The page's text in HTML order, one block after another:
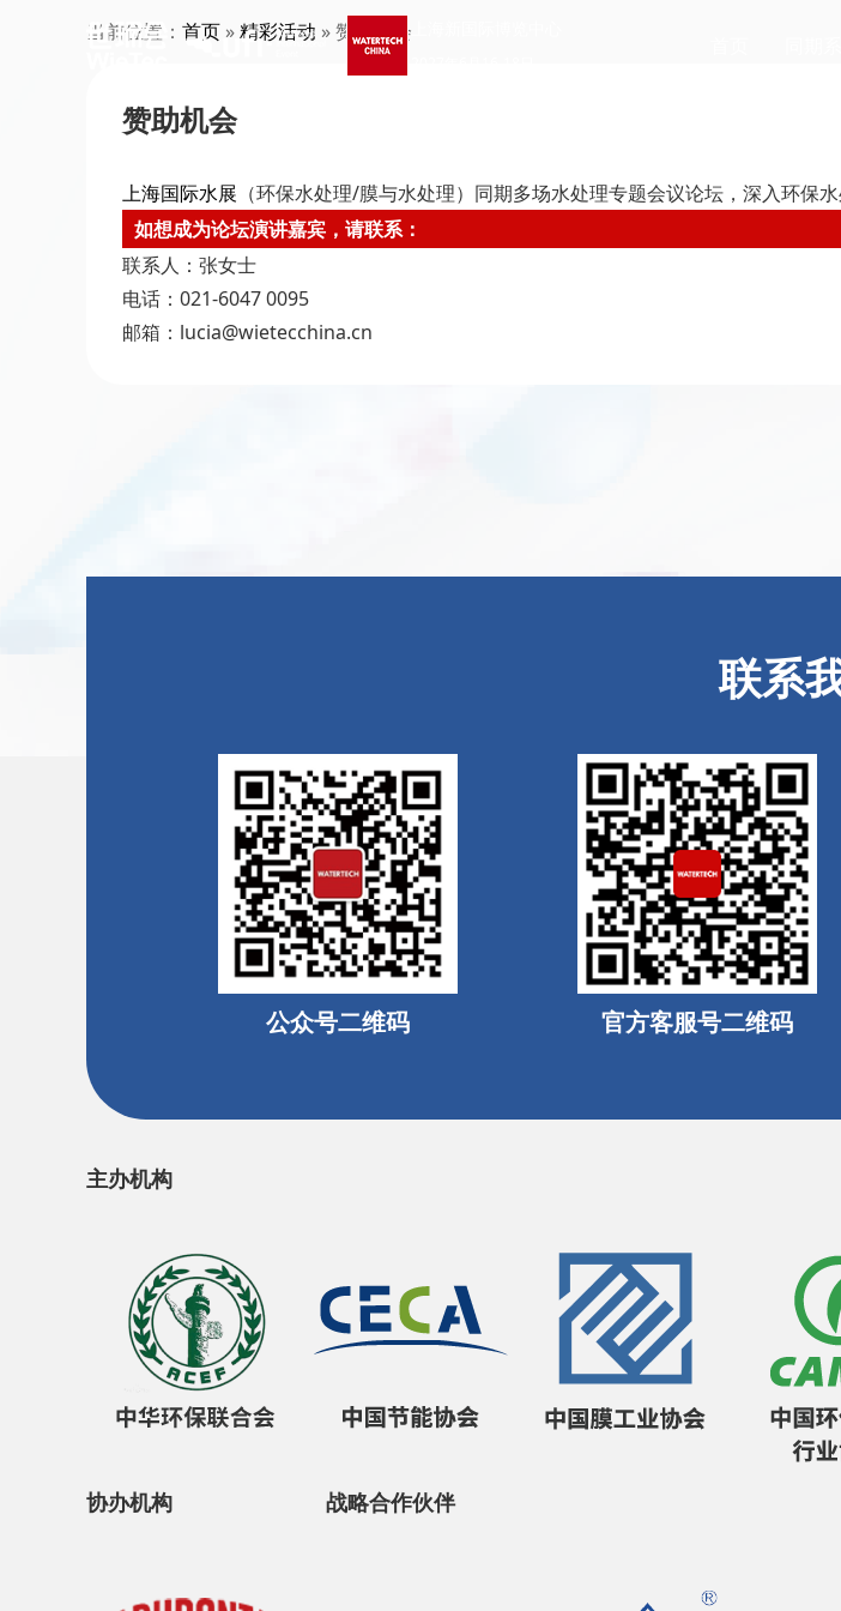
当前位置： 首页 »精彩活动 » 赞助机会
赞助机会
上海国际水展 （环保水处理/膜与水处理）同期多场水处理专题会议论坛，深入环保
如想成为论坛演讲嘉宾，请联系：
联系人：张女士
电话：021-6047 0095
邮箱：lucia@wietecchina.cn
联系
公众号二维码 官方客服号二维码
主办机构
协办机构 战略合作伙伴